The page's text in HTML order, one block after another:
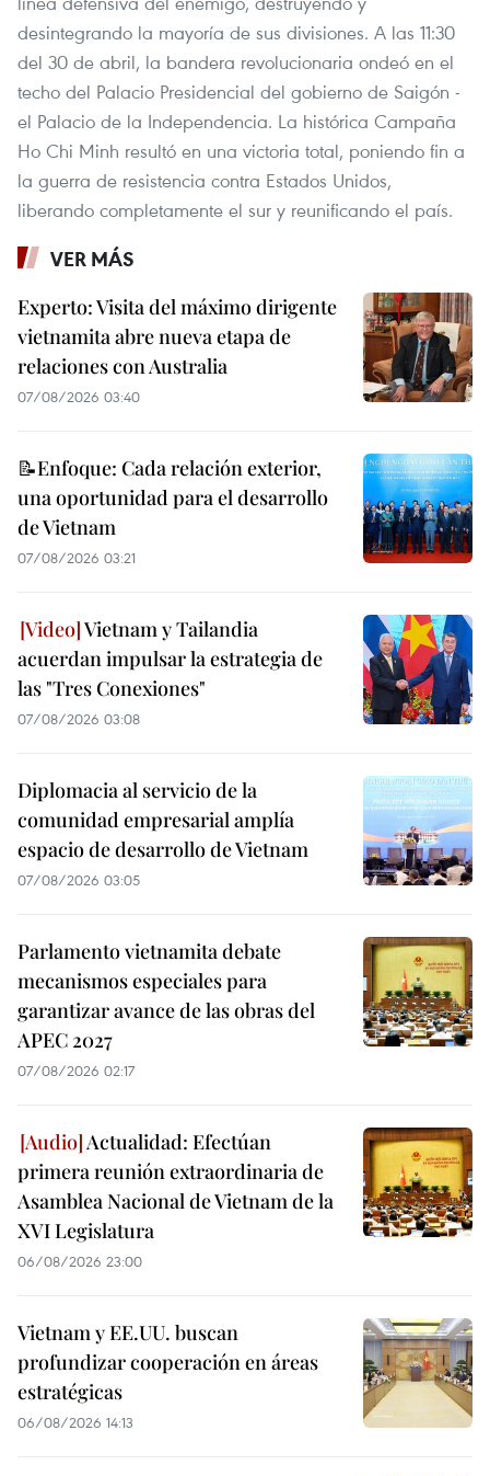
desintegrando la mayoría de sus divisiones. A las 11:30
del 30 de abril, la bandera revolucionaria ondeó en el
techo del Palacio Presidencial del gobierno de Saigón -
el Palacio de la Independencia. La histórica Campaña
Ho Chi Minh resultó en una victoria total, poniendo fin a
la guerra de resistencia contra Estados Unidos,
liberando completamente el sur y reunificando el país.
VER MÁS
Experto: Visita del máximo dirigente
vietnamita abre nueva etapa de
relaciones con Australia
07/08/2026 03:40
📝Enfoque: Cada relación exterior,
una oportunidad para el desarrollo
de Vietnam
07/08/2026 03:21
Vietnam y Tailandia
acuerdan impulsar la estrategia de
las "Tres Conexiones"
07/08/2026 03:08
Diplomacia al servicio de la
comunidad empresarial amplía
espacio de desarrollo de Vietnam
07/08/2026 03:05
Parlamento vietnamita debate
mecanismos especiales para
garantizar avance de las obras del
APEC 2027
07/08/2026 02:17
Actualidad: Efectúan
primera reunión extraordinaria de
Asamblea Nacional de Vietnam de la
XVI Legislatura
06/08/2026 23:00
Vietnam y EE.UU. buscan
profundizar cooperación en áreas
estratégicas
06/08/2026 14:13